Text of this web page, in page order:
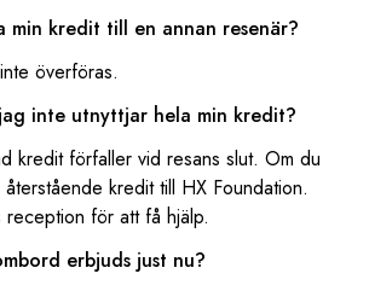
min kredit till en annan resenär?
överföras.
inte utnyttjar hela min kredit?
kredit förfaller vid resans slut. Om du
kredit till HX Foundation.
reception för att få hjälp.
erbjuds just nu?